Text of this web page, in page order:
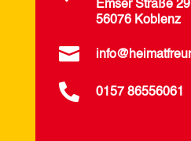
Emser Straße
56076 Koblenz

 0157 86556061